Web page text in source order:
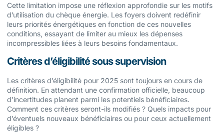
Cette limitation impose une réflexion approfondie sur les motifs
d’utilisation du chèque énergie. Les foyers doivent redéfinir
leurs priorités énergétiques en fonction de ces nouvelles
conditions, essayant de limiter au mieux les dépenses
incompressibles liées à leurs besoins fondamentaux.
Critères d’éligibilité sous supervision
Les critères d’éligibilité pour 2025 sont toujours en cours de
définition. En attendant une confirmation officielle, beaucoup
d’incertitudes planent parmi les potentiels bénéficiaires.
Comment ces critères seront-ils modifiés ? Quels impacts pour
d’éventuels nouveaux bénéficiaires ou pour ceux actuellement
éligibles ?